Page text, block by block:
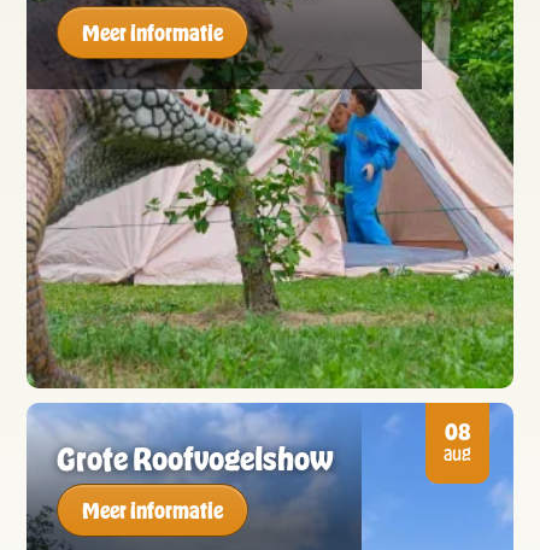
Meer informatie
08
aug
Grote Roofvogelshow
Meer informatie